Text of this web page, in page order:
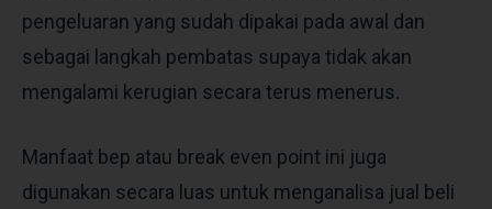
pengeluaran yang sudah dipakai pada awal dan
sebagai langkah pembatas supaya tidak akan
mengalami kerugian secara terus menerus.
Manfaat bep atau break even point ini juga
digunakan secara luas untuk menganalisa jual beli